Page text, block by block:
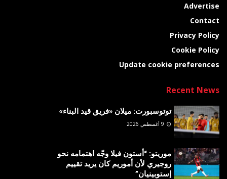
Advertise
Contact
Privacy Policy
Cookie Policy
Update cookie preferences
Recent News
توتوسبورت: ميلان «فريق قيد البناء»
موريتو: “أستون فيلا وجّه اهتمامه نحو
روجيري لأن أموريم كان يريد تقييم
إستوبينيان”